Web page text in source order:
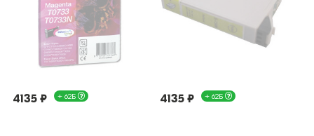
4135 ₽ + 62Б 4135 ₽ + 62Б